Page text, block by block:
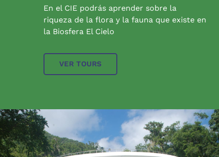
En el CIE podrás aprender sobre la
riqueza de la flora y la fauna que existe en
la Biosfera El Cielo
VER TOURS